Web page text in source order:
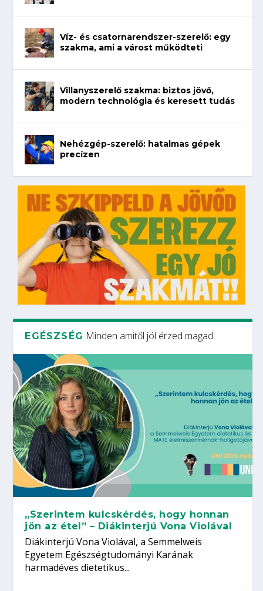
Víz- és csatornarendszer-szerelő: egy
szakma, ami a várost működteti
Villanyszerelő szakma: biztos jövő,
modern technológia és keresett tudás
Nehézgép-szerelő: hatalmas gépek
precízen
EGÉSZSÉG Minden amitől jól érzed magad
„Szerintem kulcskérdés, hogy honnan
jön az étel” – Diákinterjú Vona Violával
Diákinterjú Vona Violával, a Semmelweis
Egyetem Egészségtudományi Karának
harmadéves dietetikus...